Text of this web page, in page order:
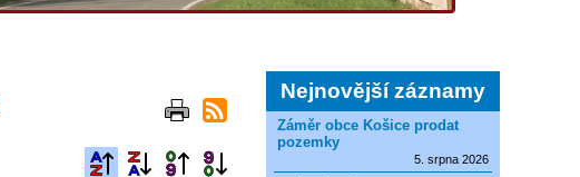
Nejnovější záznamy
Záměr obce Košice prodat
pozemky
5. srpna 2026